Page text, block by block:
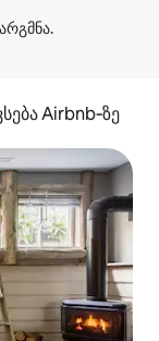
Airbnb‑ზე